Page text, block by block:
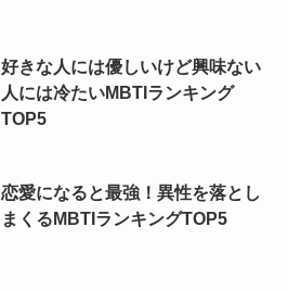
好きな人には優しいけど興味ない
人には冷たいMBTIランキング
TOP5
恋愛になると最強！異性を落とし
まくるMBTIランキングTOP5